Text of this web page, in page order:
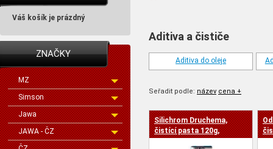
Váš košík je prázdný
ZNAČKY
MZ
Simson
Jawa
JAWA - ČZ
Aditiva a čističe
Aditiva do oleje
Seřadit podle: název cena +
cena -
Silichrom Druchema,
čistící pasta 120g,